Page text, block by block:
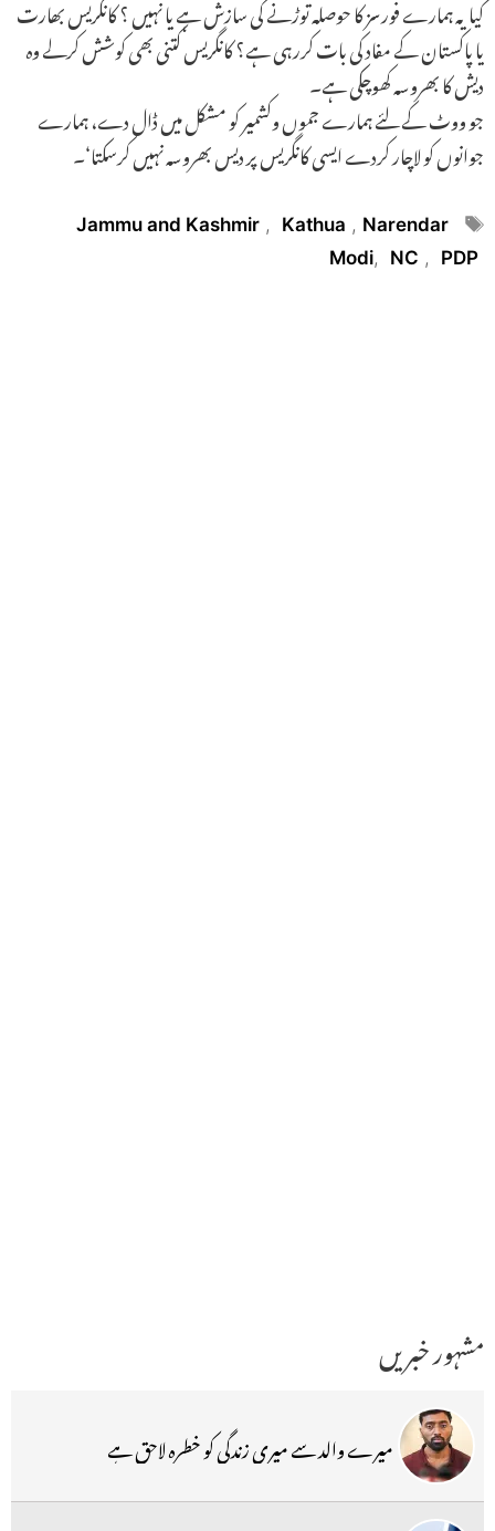
کیا یہ ہمارے فورسز کا حوصلہ توڑنے کی سازش ہے یا نہیں ؟ کانگریس بھارت
یا پاکستان کے مفاد کی بات کررہی ہے؟ کانگریس کتنی بھی کوشش کرلے وہ
دیش کا بھروسہ کھوچکی ہے۔
جو ووٹ کے لئے ہمارے جموں وکشمیر کو مشکل میں ڈال دے، ہمارے
جوانوں کو لاچار کردے ایسی کانگریس پر دیس بھروسہ نہیں کرسکتا‘۔
Tags
Jammu and Kashmir , Kathua , Narendar
Modi, NC , PDP
مشہور خبریں
میرے والد سے میری زندگی کو خطرہ لاحق ہے